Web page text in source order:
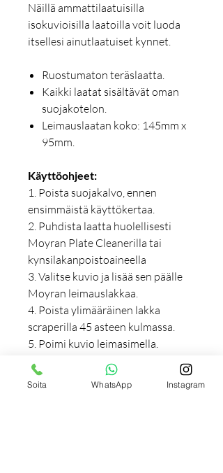
Näillä ammattilaatuisilla
isokuvioisilla laatoilla voit luoda
itsellesi ainutlaatuiset kynnet.
Ruostumaton teräslaatta.
Kaikki laatat sisältävät oman
suojakotelon.
Leimauslaatan koko: 145mm x
95mm.
Käyttöohjeet:
1. Poista suojakalvo, ennen
ensimmäistä käyttökertaa.
2. Puhdista laatta huolellisesti
Moyran Plate Cleanerilla tai
kynsilakanpoistoaineella
3. Valitse kuvio ja lisää sen päälle
Moyran leimauslakkaa.
4. Poista ylimääräinen lakka
scraperilla 45 asteen kulmassa.
5. Poimi kuvio leimasimella.
6. Leimaa kuvio kynnellesi.
7. Lisää päällyslakka.
Soita WhatsApp Instagram